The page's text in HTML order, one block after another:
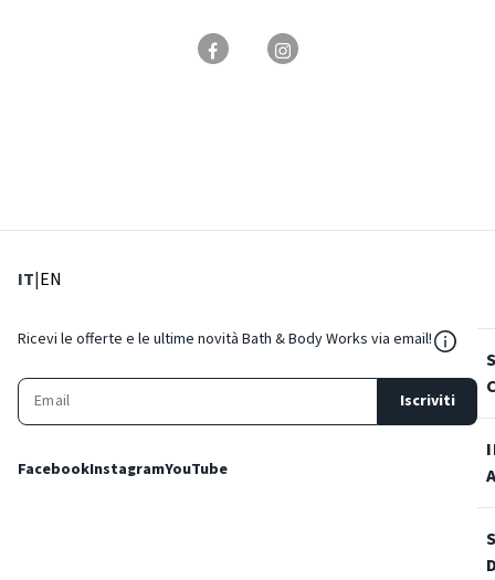
IT: Lingua corrente
|EN
Ricevi le offerte e le ultime novità Bath & Body Works via email!
Iscriviti
FacebookInstagramYouTube